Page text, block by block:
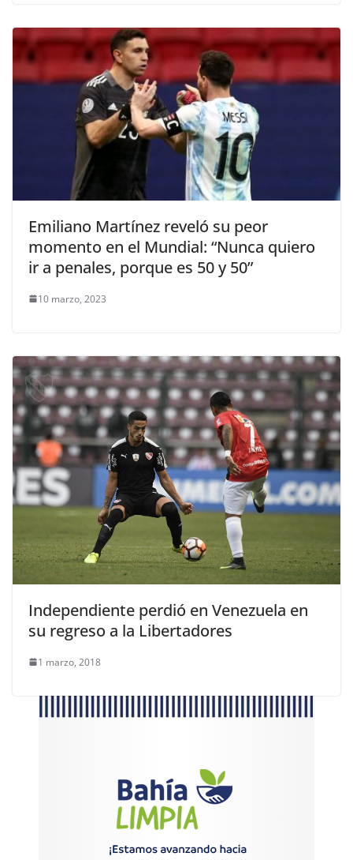
Emiliano Martínez reveló su peor
momento en el Mundial: “Nunca quiero
ir a penales, porque es 50 y 50”
10 marzo, 2023
Independiente perdió en Venezuela en
su regreso a la Libertadores
1 marzo, 2018